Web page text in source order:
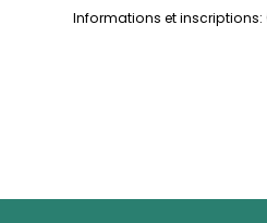
Informations et inscriptions: